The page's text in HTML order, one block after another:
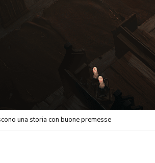
una storia con buone premesse